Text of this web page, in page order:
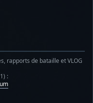
rapports de bataille et VLOG
: